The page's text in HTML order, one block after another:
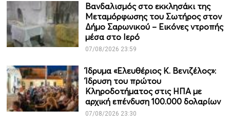
Βανδαλισμός στο εκκλησάκι της
Μεταμόρφωσης του Σωτήρος στον
Δήμο Σαρωνικού – Εικόνες ντροπής
μέσα στο Ιερό
07/08/2026 23:59
Ίδρυμα «Ελευθέριος Κ. Βενιζέλος»:
Ίδρυση του πρώτου
Κληροδοτήματος στις ΗΠΑ με
αρχική επένδυση 100.000 δολαρίων
07/08/2026 23:30